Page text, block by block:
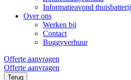
Informatieavond thuisbatterij
Over ons
Werken bij
Contact
Buggyverhuur
Offerte aanvragen
Offerte aanvragen
Terug